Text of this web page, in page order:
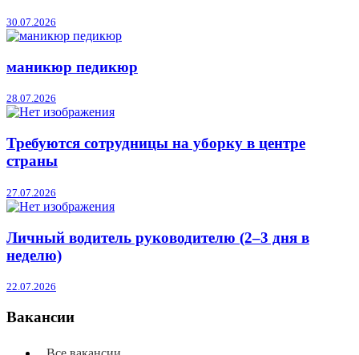
30.07.2026
маникюр педикюр
28.07.2026
Требуются сотрудницы на уборку в центре
страны
27.07.2026
Личный водитель руководителю (2–3 дня в
неделю)
22.07.2026
Вакансии